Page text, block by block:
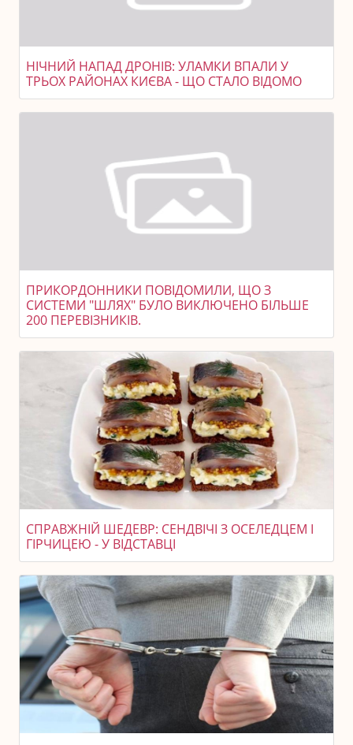
НІЧНИЙ НАПАД ДРОНІВ: УЛАМКИ ВПАЛИ У
ТРЬОХ РАЙОНАХ КИЄВА - ЩО СТАЛО ВІДОМО
ПРИКОРДОННИКИ ПОВІДОМИЛИ, ЩО З
СИСТЕМИ "ШЛЯХ" БУЛО ВИКЛЮЧЕНО БІЛЬШЕ
200 ПЕРЕВІЗНИКІВ.
СПРАВЖНІЙ ШЕДЕВР: СЕНДВІЧІ З ОСЕЛЕДЦЕМ І
ГІРЧИЦЕЮ - У ВІДСТАВЦІ